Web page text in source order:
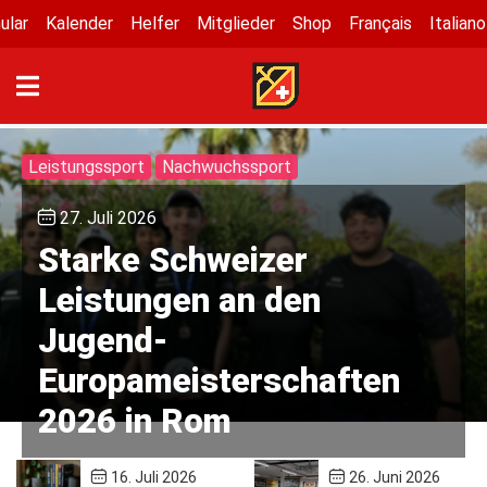
Kalender Helfer Mitglieder Shop Français Italiano
Leistungssport Nachwuchssport
27. Juli 2026
Starke Schweizer
Leistungen an den
Jugend-
Europameisterschaften
2026 in Rom
16. Juli 2026 26. Juni 2026